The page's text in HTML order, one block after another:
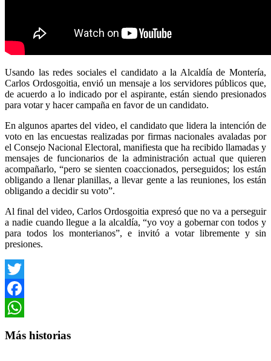
Usando las redes sociales el candidato a la Alcaldía de Montería,
Carlos Ordosgoitia, envió un mensaje a los servidores públicos que,
de acuerdo a lo indicado por el aspirante, están siendo presionados
para votar y hacer campaña en favor de un candidato.
En algunos apartes del video, el candidato que lidera la intención de
voto en las encuestas realizadas por firmas nacionales avaladas por
el Consejo Nacional Electoral, manifiesta que ha recibido llamadas y
mensajes de funcionarios de la administración actual que quieren
acompañarlo, “pero se sienten coaccionados, perseguidos; los están
obligando a llenar planillas, a llevar gente a las reuniones, los están
obligando a decidir su voto”.
Al final del video, Carlos Ordosgoitia expresó que no va a perseguir
a nadie cuando llegue a la alcaldía, “yo voy a gobernar con todos y
para todos los monterianos”, e invitó a votar libremente y sin
presiones.
Twitter
Facebook
Más historias